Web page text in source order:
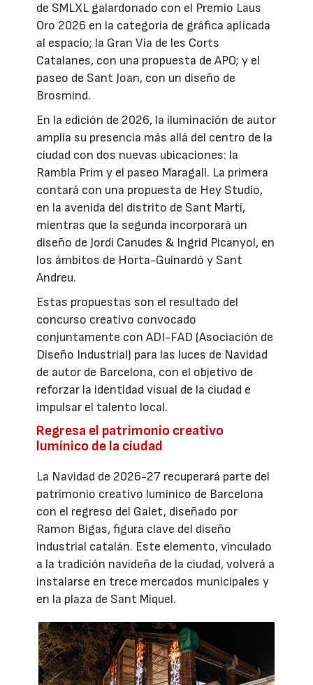
de SMLXL galardonado con el Premio Laus
Oro 2026 en la categoría de gráfica aplicada
al espacio; la Gran Via de les Corts
Catalanes, con una propuesta de APO; y el
paseo de Sant Joan, con un diseño de
Brosmind.
En la edición de 2026, la iluminación de autor
amplía su presencia más allá del centro de la
ciudad con dos nuevas ubicaciones: la
Rambla Prim y el paseo Maragall. La primera
contará con una propuesta de Hey Studio,
en la avenida del distrito de Sant Martí,
mientras que la segunda incorporará un
diseño de Jordi Canudes & Ingrid Picanyol, en
los ámbitos de Horta-Guinardó y Sant
Andreu.
Estas propuestas son el resultado del
concurso creativo convocado
conjuntamente con ADI-FAD (Asociación de
Diseño Industrial) para las luces de Navidad
de autor de Barcelona, con el objetivo de
reforzar la identidad visual de la ciudad e
impulsar el talento local.
Regresa el patrimonio creativo
lumínico de la ciudad
La Navidad de 2026-27 recuperará parte del
patrimonio creativo lumínico de Barcelona
con el regreso del Galet, diseñado por
Ramon Bigas, figura clave del diseño
industrial catalán. Este elemento, vinculado
a la tradición navideña de la ciudad, volverá a
instalarse en trece mercados municipales y
en la plaza de Sant Miquel.